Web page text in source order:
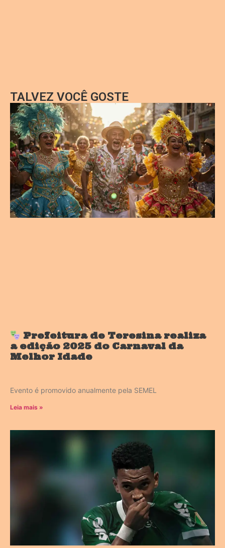
TALVEZ VOCÊ GOSTE
Prefeitura de Teresina realiza
a edição 2025 do Carnaval da
Melhor Idade
Evento é promovido anualmente pela SEMEL
Leia mais »